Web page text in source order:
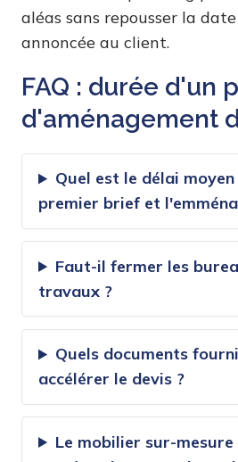
aléas sans repousser la
annoncée au client.
FAQ : durée d'un
d'aménagement
Quel est le délai
premier brief et
Faut-il fermer les
travaux ?
Quels documents
accélérer le devis ?
Le mobilier sur-